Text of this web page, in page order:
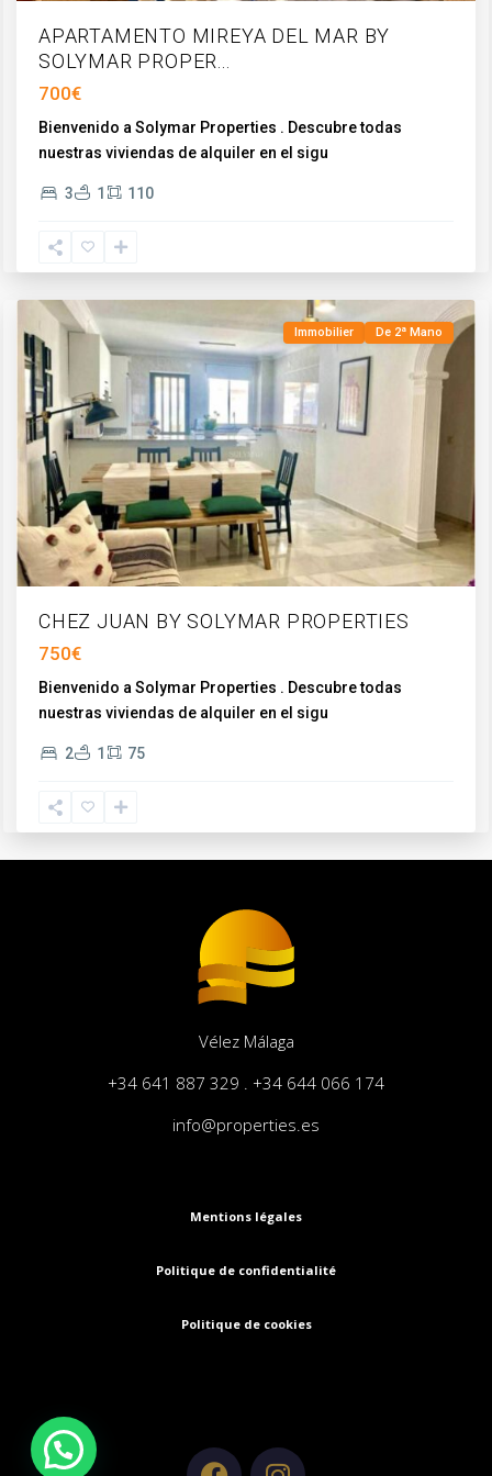
APARTAMENTO MIREYA DEL MAR BY
SOLYMAR PROPER...
700€
Bienvenido a Solymar Properties . Descubre todas
nuestras viviendas de alquiler en el sigu
3 1 110
del
Vélez-
Málaga
Immobilier De 2ª Mano
CHEZ JUAN BY SOLYMAR PROPERTIES
750€
Bienvenido a Solymar Properties . Descubre todas
nuestras viviendas de alquiler en el sigu
2 1 75
Vélez Málaga
+34 641 887 329 . +34 644 066 174
info@properties.es
Mentions légales
Politique de confidentialité
Politique de cookies